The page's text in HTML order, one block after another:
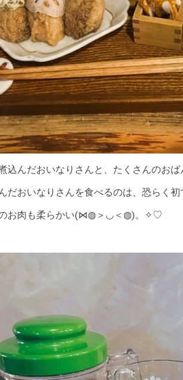
込んだおいなりさんと、たくさんのおば
だおいなりさんを食べるのは、恐らく
のお肉も柔らかい(⋈◍＞◡＜◍)。✧♡